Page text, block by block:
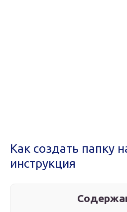
Как создать папку
инструкция